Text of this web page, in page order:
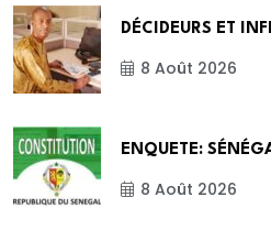
DÉCIDEURS ET
8 Août 2026
ENQUETE:
8 Août 2026